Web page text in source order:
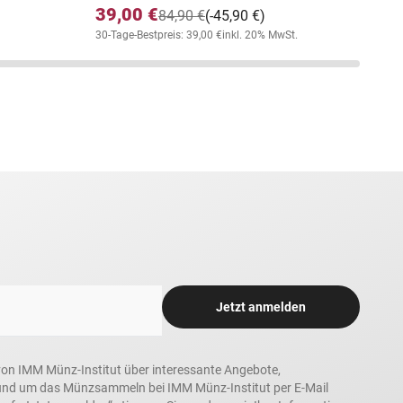
39,00 € (-45,90 €)
84,90 €
30-Tage-Bestpreis: 39,00 €inkl. 20% MwSt.
Jetzt anmelden
IMM Münz-Institut über interessante Angebote,
um das Münzsammeln bei IMM Münz-Institut per E-Mail